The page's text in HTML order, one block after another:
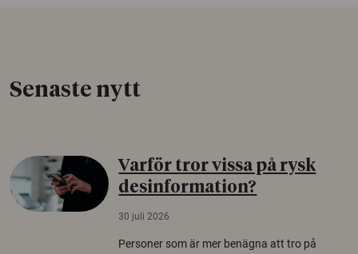
Senaste nytt
Varför tror vissa på rysk
desinformation?
30 juli 2026
Personer som är mer benägna att tro på